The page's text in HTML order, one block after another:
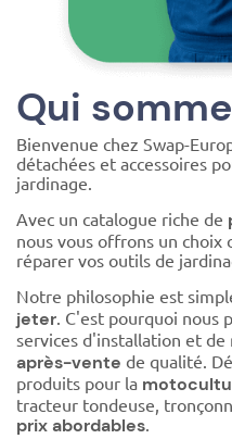
Qui
Bienvenue chez Swap-
détachées et accessoires
jardinage.
Avec un catalogue riche de
nous vous offrons un
réparer vos outils de
Notre philosophie est
jeter. C'est pourquoi nous
services d'installation et
après-vente de qualité.
produits pour la
tracteur tondeuse,
prix abordables.